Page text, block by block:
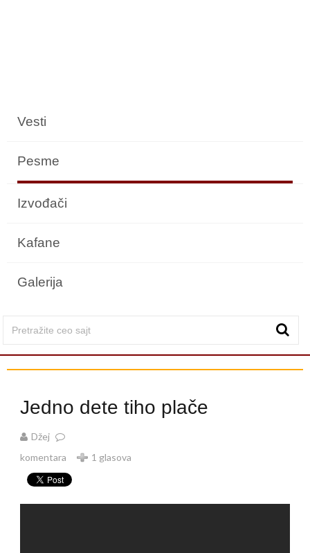
Vesti
Pesme
Izvođači
Kafane
Galerija
Jedno dete tiho plače
Džej
komentara
1 glasova